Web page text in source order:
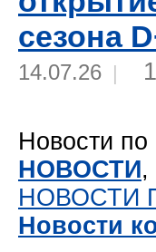
сезона
14.07.26 |
Новости по
НОВОСТИ,
НОВОСТИ
Новости